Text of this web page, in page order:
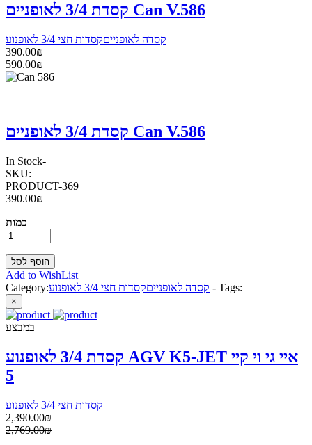
קסדת 3/4 לאופניים Can V.586
קסדה לאופנייםקסדות חצי 3/4 לאופנוע
390.00₪
590.00₪
קסדת 3/4 לאופניים Can V.586
In Stock-
SKU:
PRODUCT-369
390.00₪
כמות
Add to WishList
Category:
קסדה לאופנייםקסדות חצי 3/4 לאופנוע - Tags:
×
במבצע
קסדת 3/4 לאופנוע AGV K5-JET איי גי וי קיי
5
קסדות חצי 3/4 לאופנוע
2,390.00₪
2,769.00₪